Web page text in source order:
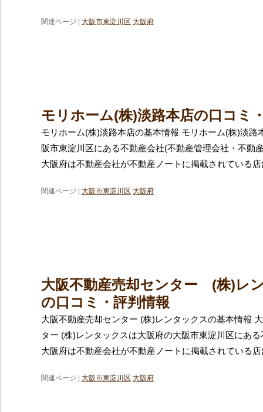
関連ページ | 大阪市東淀川区 大阪府
モリホーム(株)淡路本店の口コミ
モリホーム(株)淡路本店の基本情報 モリホーム(株)淡路
阪市東淀川区にある不動産会社(不動産管理会社・不動
大阪府は不動産会社が不動産ノートに掲載されている
関連ページ | 大阪市東淀川区 大阪府
大阪不動産売却センター (株)レ
の口コミ・評判情報
大阪不動産売却センター (株)レンタックスの基本情報
ター (株)レンタックスは大阪府の大阪市東淀川区にあ
大阪府は不動産会社が不動産ノートに掲載されている
関連ページ | 大阪市東淀川区 大阪府